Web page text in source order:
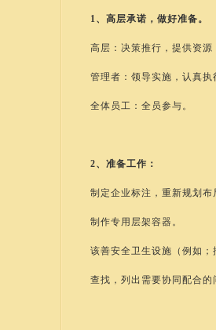
1、高层承诺，做好准备。
高层：决策推行，提供资
管理者：领导实施，认真执
全体员工：全员参与。
2、准备工作：
制定企业标注，重新规划布
制作专用层架容器。
该善安全卫生设施（例如
查找，列出需要协同配合的